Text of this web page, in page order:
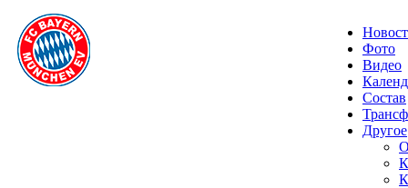
Фото
Видео
Состав
Другое